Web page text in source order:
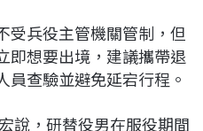
受兵役主管機關管制，但
即想要出境，建議攜帶退
查驗並避免延宕行程。
說，研替役男在服役期間